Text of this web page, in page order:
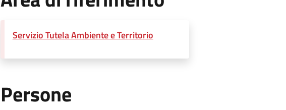
Servizio Tutela Ambiente e Territorio
Persone